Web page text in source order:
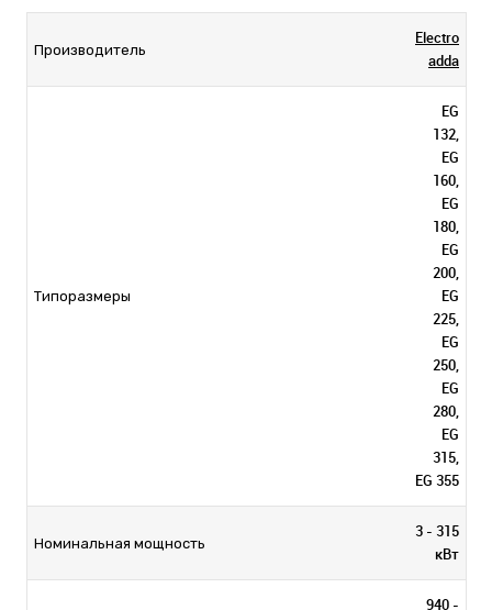
Производитель
Electro
adda
Типоразмеры
EG
132,
EG
160,
EG
180,
EG
200,
EG
225,
EG
250,
EG
280,
EG
315,
EG 355
Номинальная мощность
3 - 315
кВт
940 -